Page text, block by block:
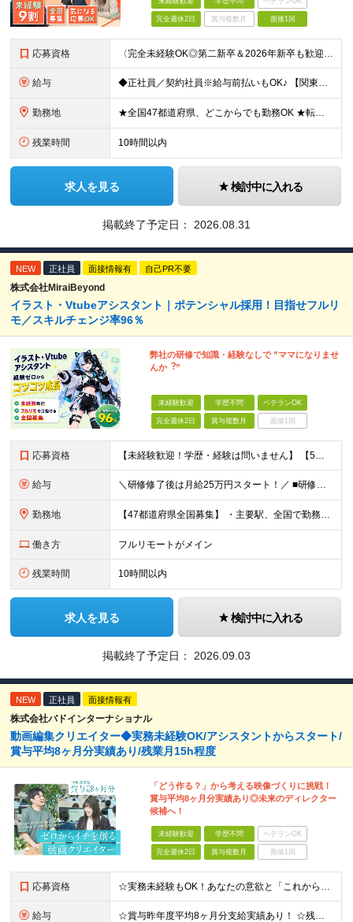
完全週休2日 賞与複数月 面接1回
応募資格 〈完全未経験OK◎第二新卒＆2026年新卒も歓迎します！〉 ☆「VtubeやVRChatが気になる！」の志望動機でOK ☆社会人デビューOK／学歴・経歴不問 未経験スタート前提のポテンシャル採用。
給与 ◆正社員／契約社員※給与前払いもOK♪ 【関東（一都三県）】 月給25万円～ ※固定残業代（月20時間分／月3万2383円）を含む。超過分は別途支給。 ※試用期間中の給与は月給23万円～ 【関東（北
勤務地 ★全国47都道府県、どこからでも勤務OK ★転勤なし！腰を据えて活躍◎ ★マイカー通勤OK（拠点による） ★業務に慣れたら、ゆくゆくはリモート併用やフルリモートも可能 全国のお客様先にて勤務していた
残業時間 10時間以内
求人を見る 検討中に入れる
掲載終了予定日： 2026.08.31
NEW 正社員 面接情報有 自己PR不要
株式会社MiraiBeyond
イラスト・Vtubeアシスタント｜ポテンシャル採用！目指せフルリ
モ／スキルチェンジ率96％
弊社の研修で知識・経験なしで ”ママになりませ
んか︖”
未経験歓迎 学歴不問 ベテランOK
完全週休2日 賞与複数月 面接1回
応募資格 【未経験歓迎！学歴・経験は問いません】 【5名以上の積極採用を予定！】 事業拡大中につき、 これからイラストレーターを目指したい方を積極採用中です！ 「イラストを仕事にしてみたい」 「好きなことを
給与 ＼研修修了後は月給25万円スタート！／ ■研修修了後 月給25万円＋賞与＋インセンティブ賞与 ※残業代は別途支給 ▽研修期間▽ 【未経験者】 ▶ 月給20万円～ 【固定残業代について】
勤務地 【47都道府県全国募集】 ・主要駅、全国で勤務可能！ ・どこに住んでいても応募可能！ 【東京本社】 東京都品川区東品川5-9-2 ≪リモート研修♪⾯接も基本的にオンラインで実施します≫ －主要駅
働き方 フルリモートがメイン
残業時間 10時間以内
求人を見る 検討中に入れる
掲載終了予定日： 2026.09.03
NEW 正社員 面接情報有
株式会社バドインターナショナル
動画編集クリエイター◆実務未経験OK/アシスタントからスタート/
賞与平均8ヶ月分実績あり/残業月15h程度
「どう作る？」から考える映像づくりに挑戦！
賞与平均8ヶ月分実績あり◎未来のディレクター
候補へ！
未経験歓迎 学歴不問 ベテランOK
完全週休2日 賞与複数月 面接1回
応募資格 ☆実務未経験もOK！あなたの意欲と「これから」を重視した積極採用を行います！ ●Adobe Premiere ProおよびAfter Effectsの使用経験 ∟学校での学習や独学・趣味レベルでもOK
給与 ☆賞与昨年度平均8ヶ月分支給実績あり！ ☆残業代全額支給＆残業月15h程度でプライベートも給与も安定！ ☆賞与支給実績が充実しており、頑張りはしっかり還元されます！ 月給21万円～23万円＋残業代全額